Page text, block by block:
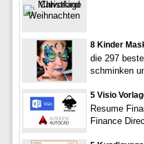
8 Kinder
die 297
schminken
5 Visio
Resume
Finance